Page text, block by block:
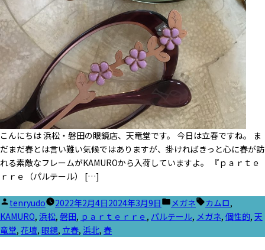
こんにちは 浜松・磐田の眼鏡店、天竜堂です。 今日は立春ですね。 ま
だまだ春とは言い難い気候ではありますが、掛ければきっと心に春が訪
れる素敵なフレームがKAMUROから入荷していますよ。 『ｐａｒｔｅ
ｒｒｅ（パルテール） […]
投
稿
者:
tenryudo 2022年2月4日2024年3月9日
カ
テ
メガネ
タ
グ:
カムロ,
KAMURO, 浜松, 磐田, ｐａｒｔｅｒｒｅ , パルテール, メガネ, 個性的, 天
竜堂, 花壇, 眼鏡, 立春, 浜北, 春